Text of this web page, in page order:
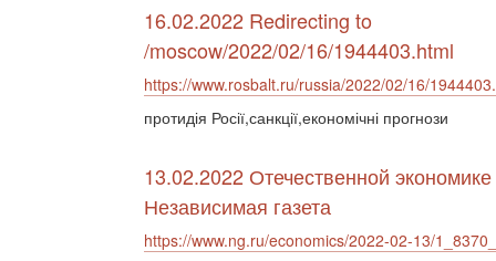
16.02.2022 Redirecting to
/moscow/2022/02/16/1944403.html
https://www.rosbalt.ru/russia/2022/02/16/
протидія Росії,санкції,економічні прогнози
13.02.2022 Отечественной
Независимая газета
https://www.ng.ru/economics/2022-02-13/